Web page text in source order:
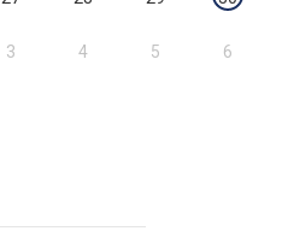
3 4 5 6